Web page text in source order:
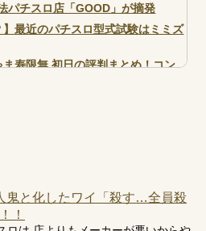
パチスロ店「GOOD」が摘発
】最近のパチスロ型式試験はミミズ
寿限無 初日の評判まとめ！コン
鬼と化したワイ「殺す…全員殺
！